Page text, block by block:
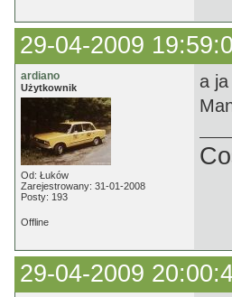
29-04-2009
ardiano
Użytkownik
Od: Łuków
Zarejestrowany: 31-01-2008
Posty: 193
a
Offline
29-04-2009